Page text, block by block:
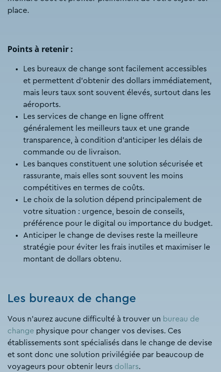
place.
Points à retenir :
Les bureaux de change sont facilement accessibles
et permettent d’obtenir des dollars immédiatement,
mais leurs taux sont souvent élevés, surtout dans les
aéroports.
Les services de change en ligne offrent
généralement les meilleurs taux et une grande
transparence, à condition d’anticiper les délais de
commande ou de livraison.
Les banques constituent une solution sécurisée et
rassurante, mais elles sont souvent les moins
compétitives en termes de coûts.
Le choix de la solution dépend principalement de
votre situation : urgence, besoin de conseils,
préférence pour le digital ou importance du budget.
Anticiper le change de devises reste la meilleure
stratégie pour éviter les frais inutiles et maximiser le
montant de dollars obtenu.
Les bureaux de change
Vous n’aurez aucune difficulté à trouver un bureau de
change physique pour changer vos devises. Ces
établissements sont spécialisés dans le change de devise
et sont donc une solution privilégiée par beaucoup de
voyageurs pour obtenir leurs dollars.